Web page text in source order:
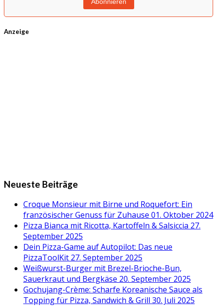
Anzeige
Neueste Beiträge
Croque Monsieur mit Birne und Roquefort: Ein
französischer Genuss für Zuhause 01. Oktober 2024
Pizza Bianca mit Ricotta, Kartoffeln & Salsiccia 27.
September 2025
Dein Pizza-Game auf Autopilot: Das neue
PizzaToolKit 27. September 2025
Weißwurst-Burger mit Brezel-Brioche-Bun,
Sauerkraut und Bergkäse 20. September 2025
Gochujang-Crème: Scharfe Koreanische Sauce als
Topping für Pizza, Sandwich & Grill 30. Juli 2025